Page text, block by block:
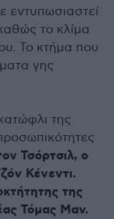
εντυπωσιαστεί
το κλίμα
Το κτήμα που
γης
της
Τσόρτσιλ, ο
Κένεντι.
της
Τόμας Μαν.